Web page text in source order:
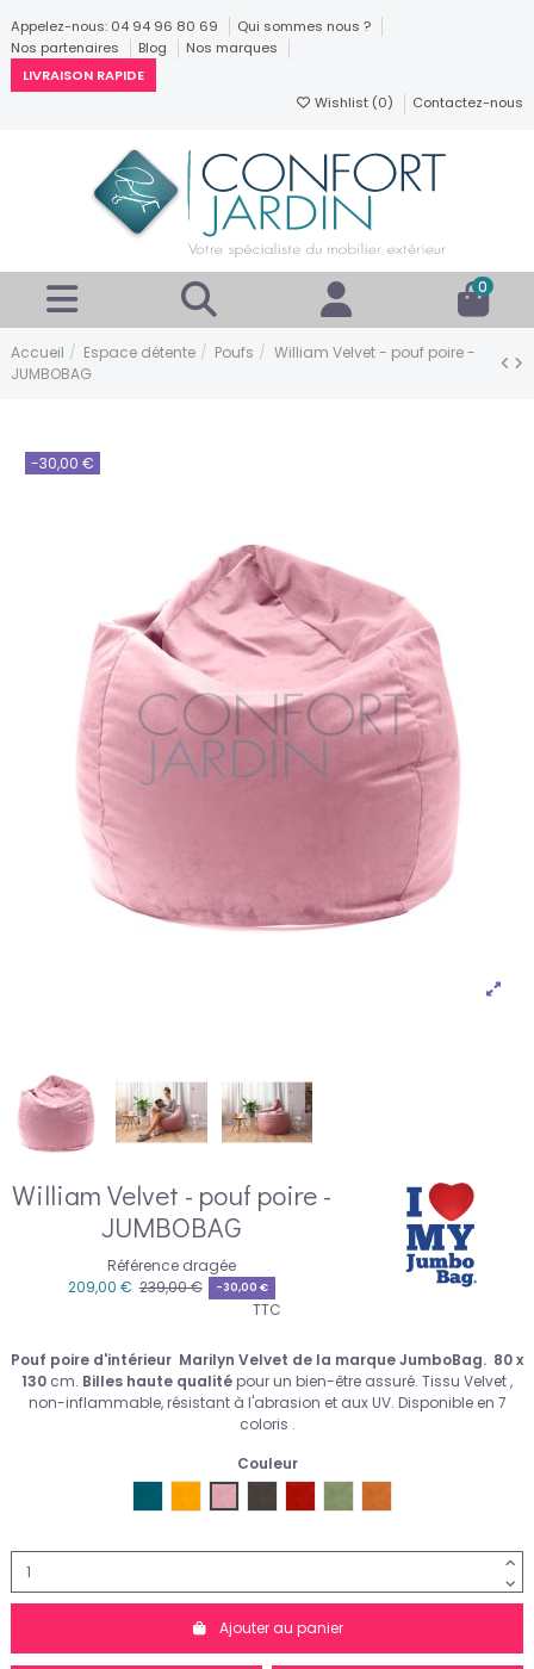
Appelez-nous: 04 94 96 80 69
Qui sommes nous ?
Nos partenaires
Blog
Nos marques
LIVRAISON RAPIDE
Wishlist (0) Contactez-nous
0
Accueil Espace détente Poufs
William Velvet - pouf poire -
JUMBOBAG
-30,00 €
William Velvet - pouf poire -
JUMBOBAG
Référence dragée
209,00 € 239,00 € -30,00 €
TTC
Pouf poire d'intérieur Marilyn Velvet de la marque JumboBag. 80 x
130 cm. Billes haute qualité pour un bien-être assuré. Tissu Velvet ,
non-inflammable, résistant à l'abrasion et aux UV. Disponible en 7
coloris .
Couleur
jumbobag-dragee
jumbobag-onyx
jumbobag-rouge-scarlet
Ajouter au panier